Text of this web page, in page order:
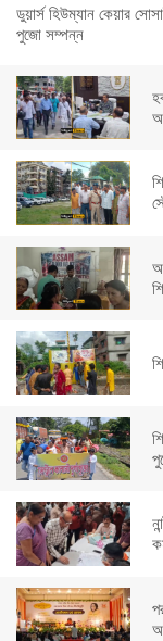
ডুয়ার্স হিউম্যান কেয়ার
পুজো সম্পন্ন